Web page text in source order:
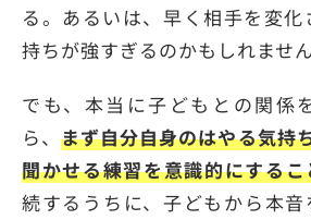
る。あるいは、早く相手を変
持ちが強すぎるのかもしれません
でも、本当に子どもとの関係
ら、まず自分自身のはやる気持
聞かせる練習を意識的にする
続するうちに、子どもから本